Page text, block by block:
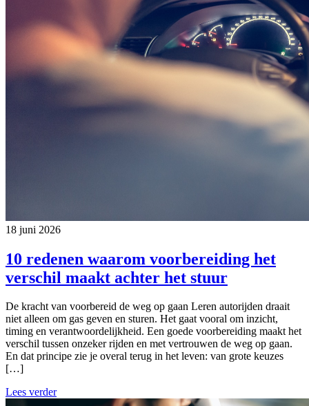
18 juni 2026
10 redenen waarom voorbereiding het
verschil maakt achter het stuur
De kracht van voorbereid de weg op gaan Leren autorijden draait
niet alleen om gas geven en sturen. Het gaat vooral om inzicht,
timing en verantwoordelijkheid. Een goede voorbereiding maakt het
verschil tussen onzeker rijden en met vertrouwen de weg op gaan.
En dat principe zie je overal terug in het leven: van grote keuzes
[…]
Lees verder